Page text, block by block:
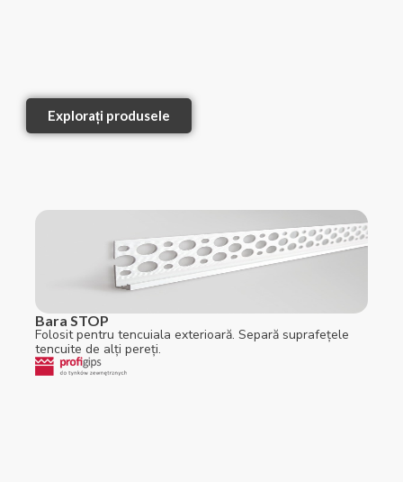
Explorați produsele
Bara STOP
Folosit pentru tencuiala exterioară. Separă suprafețele
tencuite de alți pereți.